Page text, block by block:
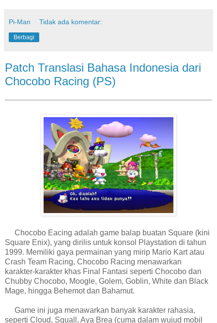
Pi-Man Tidak ada komentar:
Berbagi
Patch Translasi Bahasa Indonesia dari
Chocobo Racing (PS)
Chocobo Eacing adalah game balap buatan Square (kini
Square Enix), yang dirilis untuk konsol Playstation di tahun
1999. Memiliki gaya permainan yang mirip Mario Kart atau
Crash Team Racing, Chocobo Racing menawarkan
karakter-karakter khas Final Fantasi seperti Chocobo dan
Chubby Chocobo, Moogle, Golem, Goblin, White dan Black
Mage, hingga Behemot dan Bahamut.
Game ini juga menawarkan banyak karakter rahasia,
seperti Cloud, Squall, Aya Brea (cuma dalam wujud mobil